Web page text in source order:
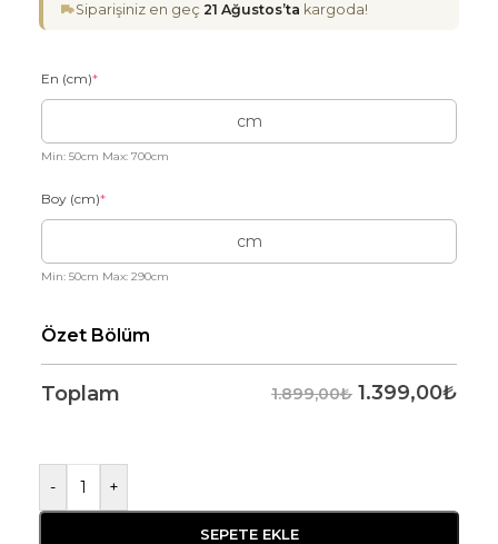
Siparişiniz en geç 21 Ağustos’ta kargoda!
En (cm)*
Min: 50cm Max: 700cm
Boy (cm)*
Min: 50cm Max: 290cm
Özet Bölüm
Toplam 1.899,00₺ 1.399,00₺
- +
SEPETE EKLE